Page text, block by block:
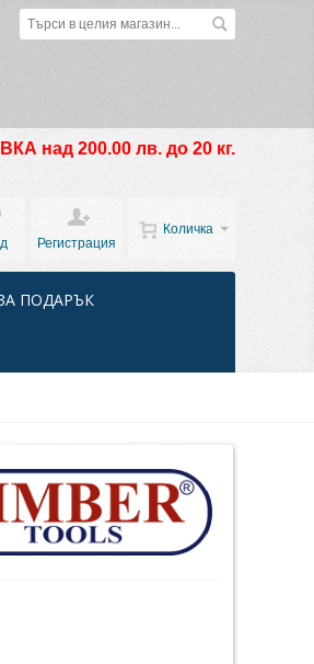
над 200.00 лв. до 20 кг.
Количка
Регистрация
ПОДАРЪК